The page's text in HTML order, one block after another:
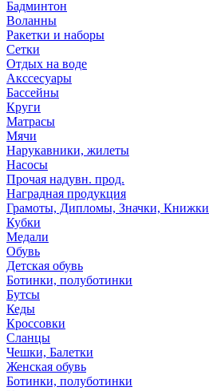
Бадминтон
Воланны
Ракетки и наборы
Сетки
Отдых на воде
Акссесуары
Бассейны
Круги
Матрасы
Мячи
Нарукавники, жилеты
Насосы
Прочая надувн. прод.
Наградная продукция
Грамоты, Дипломы, Значки, Книжки
Кубки
Медали
Обувь
Детская обувь
Ботинки, полуботинки
Бутсы
Кеды
Кроссовки
Сланцы
Чешки, Балетки
Женская обувь
Ботинки, полуботинки